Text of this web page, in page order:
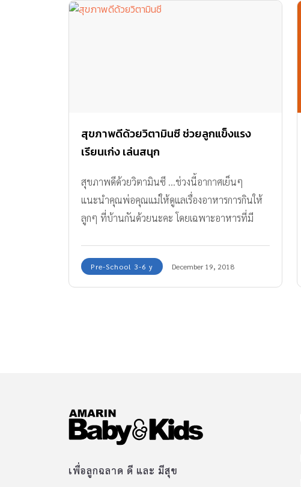
สุขภาพดีด้วยวิตามินซี ช่วยลูกแข็งแรง
เรียนเก่ง เล่นสนุก
สุขภาพดีด้วยวิตามินซี …ช่วงนี้อากาศเย็นๆ
แนะนำคุณพ่อคุณแม่ให้ดูแลเรื่องอาหารการกินให้
ลูกๆ ที่บ้านกันด้วยนะคะ โดยเฉพาะอาหารที่มี
ค่ะPre-School 3-6 y December 19, 2018
เพื่อลูกฉลาด ดี และ มีสุข